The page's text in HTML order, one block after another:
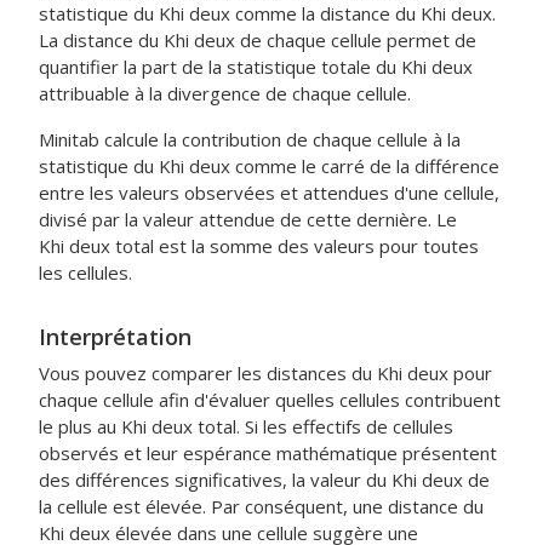
statistique du Khi deux comme la distance du Khi deux.
La distance du Khi deux de chaque cellule permet de
quantifier la part de la statistique totale du Khi deux
attribuable à la divergence de chaque cellule.
Minitab calcule la contribution de chaque cellule à la
statistique du Khi deux comme le carré de la différence
entre les valeurs observées et attendues d'une cellule,
divisé par la valeur attendue de cette dernière. Le
Khi deux total est la somme des valeurs pour toutes
les cellules.
Interprétation
Vous pouvez comparer les distances du Khi deux pour
chaque cellule afin d'évaluer quelles cellules contribuent
le plus au Khi deux total. Si les effectifs de cellules
observés et leur espérance mathématique présentent
des différences significatives, la valeur du Khi deux de
la cellule est élevée. Par conséquent, une distance du
Khi deux élevée dans une cellule suggère une